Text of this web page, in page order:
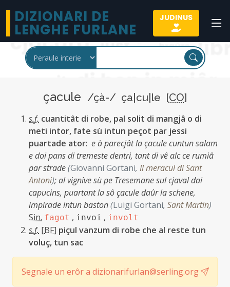
DIZIONARI DE
LENGHE FURLANE
JUDINUS
çacule /çà-/ ça|cu|le [CO]
s.f. cuantitât di robe, pal solit di mangjâ o di
meti intor, fate sù intun peçot par jessi
puartade ator: e à parecjât la çacule cuntun salam
e doi pans di tremeste dentri, tant di vê alc ce rumiâ
par strade(Giovanni Gortani, Il meracul di Sant
Antoni);al vignive sù pe Tresemane sul cjaval dai
capucins, puartant la sô çacule daûr la schene,
impirade intun baston(Luigi Gortani, Sant Martin)
Sin. fagot , invoi , involt
s.f. [BF] piçul vanzum di robe che al reste tun
voluç, tun sac
Segnale un erôr a dizionarifurlan@serling.org